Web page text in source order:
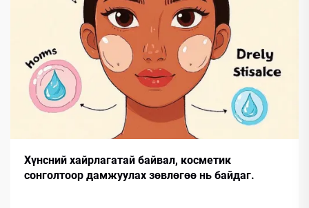
Хүнсний хайрлагатай байвал, косметик
сонголтоор дамжуулах зөвлөгөө нь байдаг.